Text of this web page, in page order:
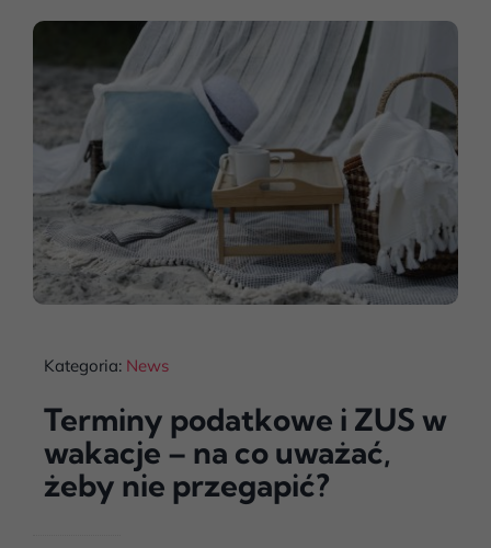
Kategoria: News
Terminy podatkowe i ZUS w
wakacje – na co uważać,
żeby nie przegapić?